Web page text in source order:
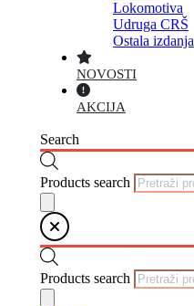
Lokomotiva
Udruga CRŠ
Ostala izdanja
NOVOSTI
AKCIJA
Search
Products search
Products search